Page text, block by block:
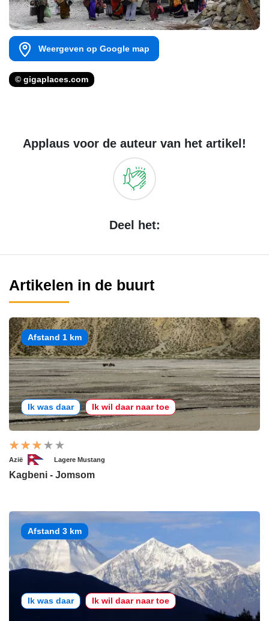
Weergeven op Google map
© gigaplaces.com
Applaus voor de auteur van het artikel!
Deel het:
Artikelen in de buurt
Afstand 1 km
Ik was daar Ik wil daar naar toe
Azië Lagere Mustang
Kagbeni - Jomsom
Afstand 3 km
Ik was daar Ik wil daar naar toe